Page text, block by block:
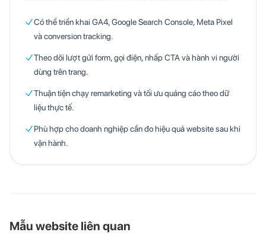
Có thể triển khai GA4, Google Search Console, Meta Pixel
và conversion tracking.
Theo dõi lượt gửi form, gọi điện, nhấp CTA và hành vi người
dùng trên trang.
Thuận tiện chạy remarketing và tối ưu quảng cáo theo dữ
liệu thực tế.
Phù hợp cho doanh nghiệp cần đo hiệu quả website sau khi
vận hành.
Mẫu website liên quan